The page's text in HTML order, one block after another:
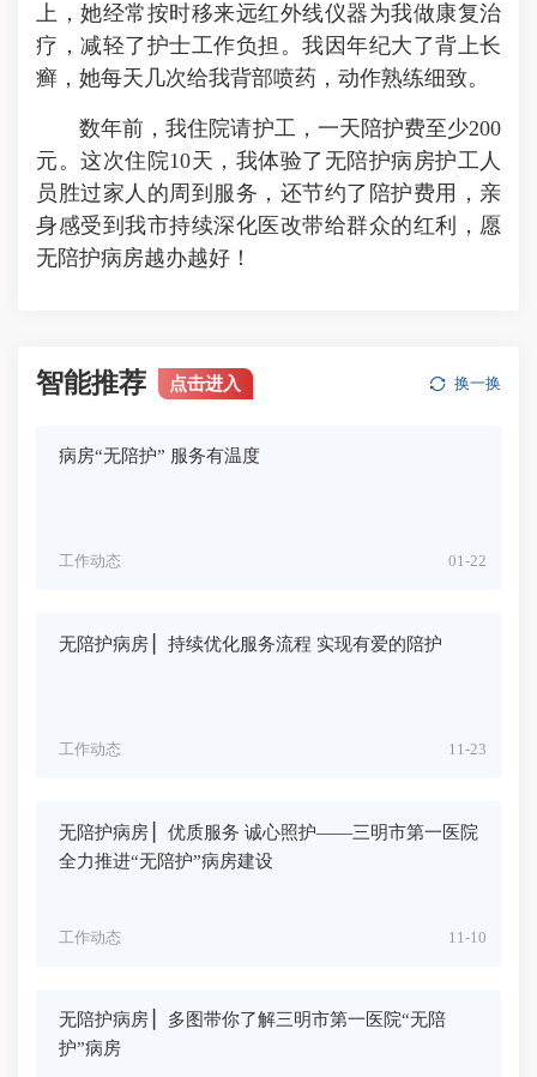
上，她经常按时移来远红外线仪器为我做康复治
疗，减轻了护士工作负担。我因年纪大了背上长
癣，她每天几次给我背部喷药，动作熟练细致。
数年前，我住院请护工，一天陪护费至少200
元。这次住院10天，我体验了无陪护病房护工人
员胜过家人的周到服务，还节约了陪护费用，亲
身感受到我市持续深化医改带给群众的红利，愿
无陪护病房越办越好！
智能推荐 点击进入 换一换
病房“无陪护” 服务有温度
01-22
工作动态
无陪护病房 ▏持续优化服务流程 实现有爱的陪护
11-23
工作动态
无陪护病房 ▏优质服务 诚心照护——三明市第一医院
全力推进“无陪护”病房建设
11-10
工作动态
无陪护病房 ▏多图带你了解三明市第一医院“无陪
护”病房